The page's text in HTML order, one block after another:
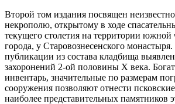
Второй том издания посвящен
некрополю, открытому в ходе
текущего столетия на территории южной
города, у Старовознесенского
публикации из состава кладбища
захоронений 2-ой половины Х века.
инвентарь, значительные по размерам
сооружения позволяют отнести
наиболее представительных памятников